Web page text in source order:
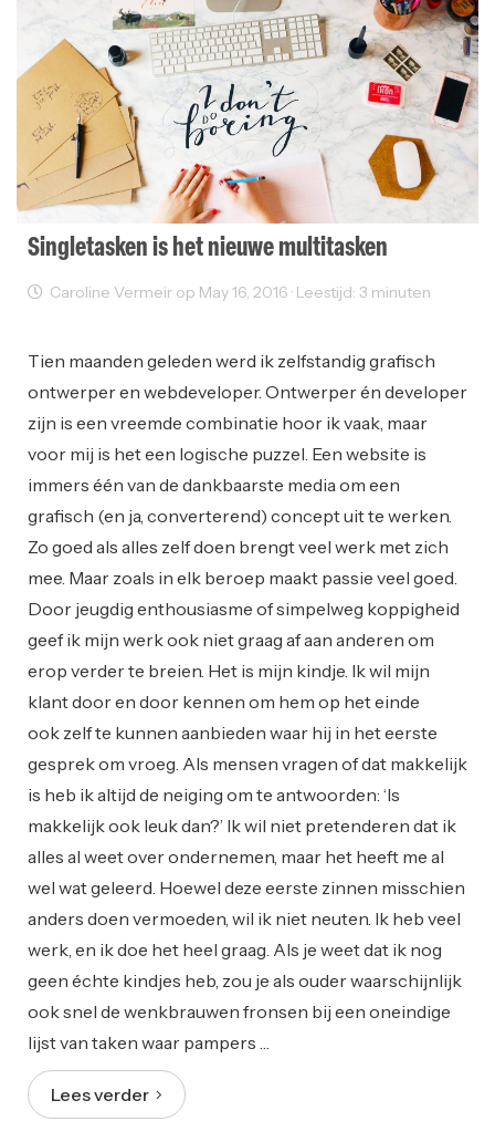
Singletasken is het nieuwe multitasken
Caroline Vermeir op May 16, 2016 · Leestijd: 3 minuten
Tien maanden geleden werd ik zelfstandig grafisch
ontwerper en webdeveloper. Ontwerper én developer
zijn is een vreemde combinatie hoor ik vaak, maar
voor mij is het een logische puzzel. Een website is
immers één van de dankbaarste media om een
grafisch (en ja, converterend) concept uit te werken.
Zo goed als alles zelf doen brengt veel werk met zich
mee. Maar zoals in elk beroep maakt passie veel goed.
Door jeugdig enthousiasme of simpelweg koppigheid
geef ik mijn werk ook niet graag af aan anderen om
erop verder te breien. Het is mijn kindje. Ik wil mijn
klant door en door kennen om hem op het einde
ook zelf te kunnen aanbieden waar hij in het eerste
gesprek om vroeg. Als mensen vragen of dat makkelijk
is heb ik altijd de neiging om te antwoorden: ‘Is
makkelijk ook leuk dan?’ Ik wil niet pretenderen dat ik
alles al weet over ondernemen, maar het heeft me al
wel wat geleerd. Hoewel deze eerste zinnen misschien
anders doen vermoeden, wil ik niet neuten. Ik heb veel
werk, en ik doe het heel graag. Als je weet dat ik nog
geen échte kindjes heb, zou je als ouder waarschijnlijk
ook snel de wenkbrauwen fronsen bij een oneindige
lijst van taken waar pampers …
Lees verder